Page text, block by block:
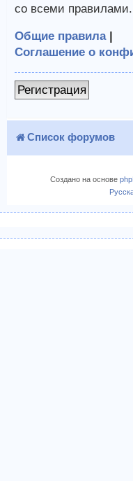
со всеми правилами.
Общие правила|
Соглашение о
Регистрация
Список форумов
Создано на основе